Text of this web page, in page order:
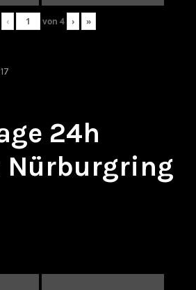
‹ von 4 › »
24h
Nürburgring